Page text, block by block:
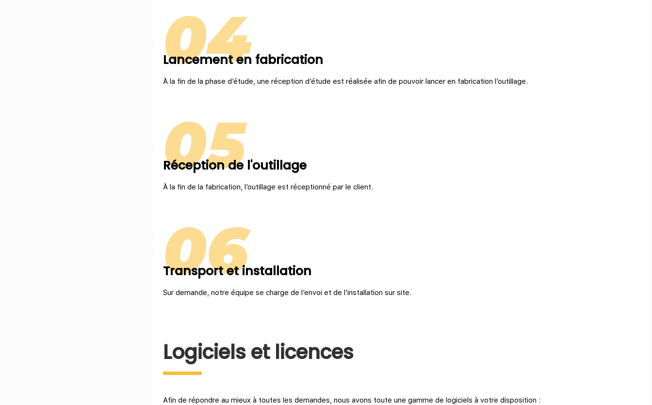
04
Lancement en fabrication
À la fin de la phase d’étude, une réception d’étude est réalisée afin de pouvoir lancer en fabrication l’outillage.
05
Réception de l'outillage
À la fin de la fabrication, l’outillage est réceptionné par le client.
06
Transport et installation
Sur demande, notre équipe se charge de l’envoi et de l’installation sur site.
Logiciels et licences
Afin de répondre au mieux à toutes les demandes, nous avons toute une gamme de logiciels à votre disposition :